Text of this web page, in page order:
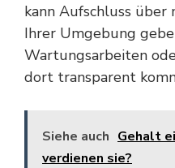
kann Aufschluss
Ihrer Umgebung
Wartungsarbeiten
dort transparent
Siehe auch Gehalt
verdienen sie?